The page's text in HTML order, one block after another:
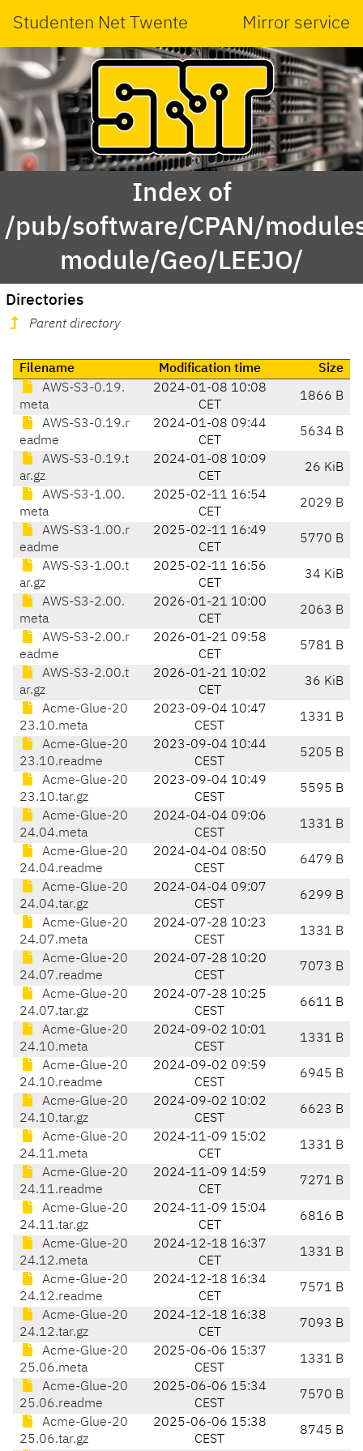
Studenten Net Twente Mirror service
Index of
/pub/software/CPAN/
module/Geo/LEEJO/
Directories
Parent directory
Filename Modification time
Size
AWS-S3-0.19.
meta
2024-01-08 10:08
CET
1866 B
AWS-S3-0.19.r
eadme
2024-01-08 09:44
CET
5634 B
AWS-S3-0.19.t
ar.gz
2024-01-08 10:09
CET
26 KiB
AWS-S3-1.00.
meta
2025-02-11 16:54
CET
2029 B
AWS-S3-1.00.r
eadme
2025-02-11 16:49
CET
5770 B
AWS-S3-1.00.t
ar.gz
2025-02-11 16:56
CET
34 KiB
AWS-S3-2.00.
meta
2026-01-21 10:00
CET
2063 B
AWS-S3-2.00.r
eadme
2026-01-21 09:58
CET
5781 B
AWS-S3-2.00.t
ar.gz
2026-01-21 10:02
CET
36 KiB
Acme-Glue-20
23.10.meta
2023-09-04 10:47
CEST
1331 B
Acme-Glue-20
23.10.readme
2023-09-04 10:44
CEST
5205 B
Acme-Glue-20
23.10.tar.gz
2023-09-04 10:49
CEST
5595 B
Acme-Glue-20
24.04.meta
2024-04-04 09:06
CEST
1331 B
Acme-Glue-20
24.04.readme
2024-04-04 08:50
CEST
6479 B
Acme-Glue-20
24.04.tar.gz
2024-04-04 09:07
CEST
6299 B
Acme-Glue-20
24.07.meta
2024-07-28 10:23
CEST
1331 B
Acme-Glue-20
24.07.readme
2024-07-28 10:20
CEST
7073 B
Acme-Glue-20
24.07.tar.gz
2024-07-28 10:25
CEST
6611 B
Acme-Glue-20
24.10.meta
2024-09-02 10:01
CEST
1331 B
Acme-Glue-20
24.10.readme
2024-09-02 09:59
CEST
6945 B
Acme-Glue-20
24.10.tar.gz
2024-09-02 10:02
CEST
6623 B
Acme-Glue-20
24.11.meta
2024-11-09 15:02
CET
1331 B
Acme-Glue-20
24.11.readme
2024-11-09 14:59
CET
7271 B
Acme-Glue-20
24.11.tar.gz
2024-11-09 15:04
CET
6816 B
Acme-Glue-20
24.12.meta
2024-12-18 16:37
CET
1331 B
Acme-Glue-20
24.12.readme
2024-12-18 16:34
CET
7571 B
Acme-Glue-20
24.12.tar.gz
2024-12-18 16:38
CET
7093 B
Acme-Glue-20
25.06.meta
2025-06-06 15:37
CEST
1331 B
Acme-Glue-20
25.06.readme
2025-06-06 15:34
CEST
7570 B
Acme-Glue-20
25.06.tar.gz
2025-06-06 15:38
CEST
8745 B